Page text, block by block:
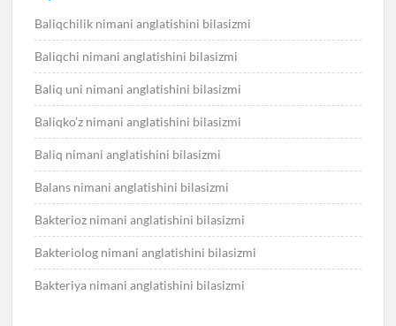
Baliqchilik nimani anglatishini bilasizmi
Baliqchi nimani anglatishini bilasizmi
Baliq uni nimani anglatishini bilasizmi
Baliqko’z nimani anglatishini bilasizmi
Baliq nimani anglatishini bilasizmi
Balans nimani anglatishini bilasizmi
Bakterioz nimani anglatishini bilasizmi
Bakteriolog nimani anglatishini bilasizmi
Bakteriya nimani anglatishini bilasizmi